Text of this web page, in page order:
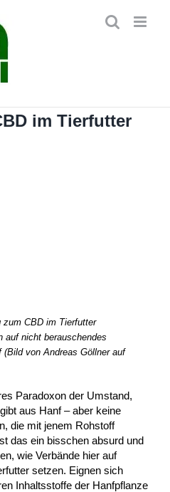
im Tierfutter
zum CBD im Tierfutter
auf nicht berauschendes
(Bild von Andreas Göllner auf
Paradoxon der Umstand,
aus Hanf – aber keine
die mit jenem Rohstoff
das ein bisschen absurd und
wie Verbände hier auf
setzen. Eignen sich
Inhaltsstoffe der Hanfpflanze